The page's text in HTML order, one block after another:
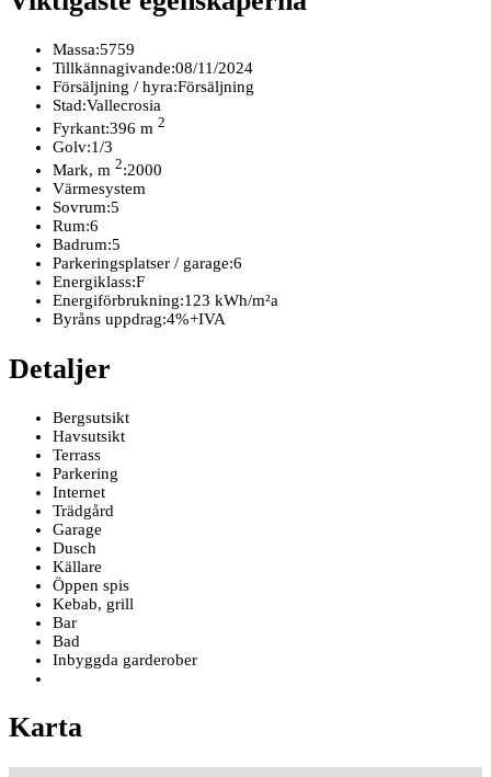
Massa:5759
Tillkännagivande:08/11/2024
Försäljning / hyra:Försäljning
Stad:Vallecrosia
Fyrkant:396 m 2
Golv:1/3
Mark, m 2:2000
Värmesystem
Sovrum:5
Rum:6
Badrum:5
Parkeringsplatser / garage:6
Energiklass:F
Energiförbrukning:123 kWh/m²a
Byråns uppdrag:4%+IVA
Detaljer
Bergsutsikt
Havsutsikt
Terrass
Parkering
Internet
Trädgård
Garage
Dusch
Källare
Öppen spis
Kebab, grill
Bar
Bad
Inbyggda garderober
Karta